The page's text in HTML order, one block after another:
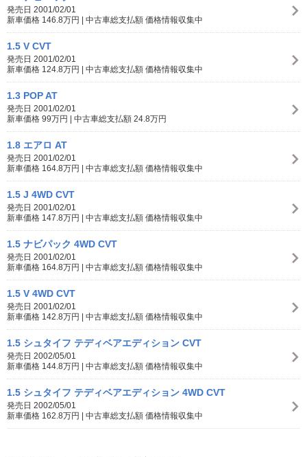
発売日 2001/02/01
新車価格 146.8万円 | 中古車総支払額 価格情報収集中
1.5 V CVT
発売日 2001/02/01
新車価格 124.8万円 | 中古車総支払額 価格情報収集中
1.3 POP AT
発売日 2001/02/01
新車価格 99万円 | 中古車総支払額 24.8万円
1.8 エアロ AT
発売日 2001/02/01
新車価格 164.8万円 | 中古車総支払額 価格情報収集中
1.5 J 4WD CVT
発売日 2001/02/01
新車価格 147.8万円 | 中古車総支払額 価格情報収集中
1.5 ナビパック 4WD CVT
発売日 2001/02/01
新車価格 164.8万円 | 中古車総支払額 価格情報収集中
1.5 V 4WD CVT
発売日 2001/02/01
新車価格 142.8万円 | 中古車総支払額 価格情報収集中
1.5 シュタイフ テディベアエディション CVT
発売日 2002/05/01
新車価格 144.8万円 | 中古車総支払額 価格情報収集中
1.5 シュタイフ テディベアエディション 4WD CVT
発売日 2002/05/01
新車価格 162.8万円 | 中古車総支払額 価格情報収集中